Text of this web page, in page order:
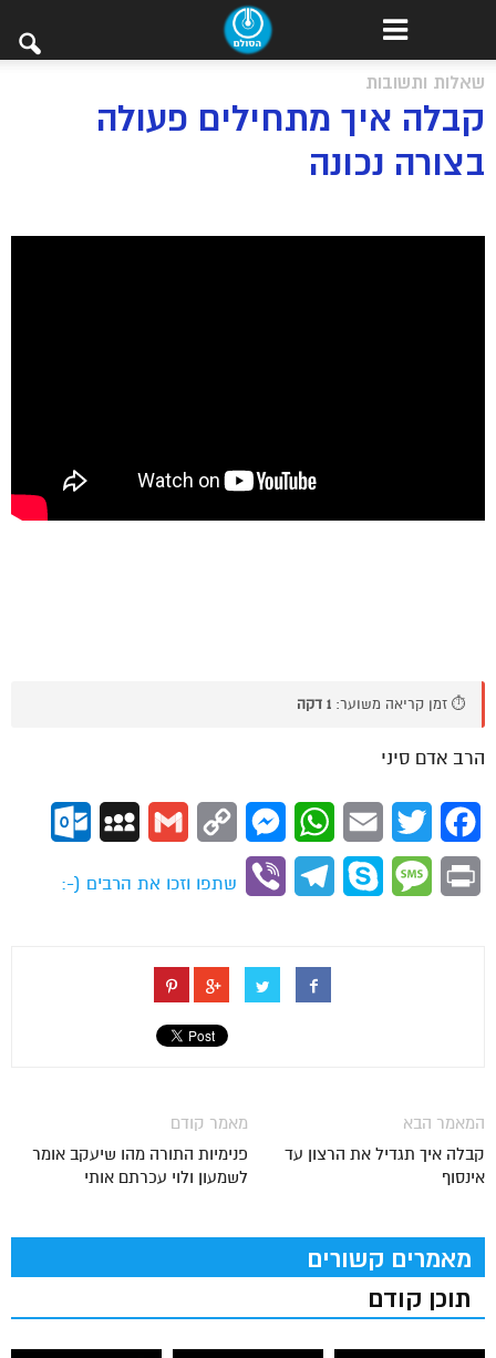
שאלות ותשובות
קבלה איך מתחילים פעולה
בצורה נכונה
⏱️ זמן קריאה משוער: 1 דקה
הרב אדם סיני
Facebook
Twitter
Email
WhatsApp
Messenger
Copy
Gmail
MySpace
Print
Message
Skype
Telegram
Viber
שתפו וזכו את הרבים (-:
מאמר קודם
פנימיות התורה מהו שיעקב אומר
לשמעון ולוי עכרתם אותי
המאמר הבא
קבלה איך תגדיל את הרצון עד
אינסוף
מאמרים קשורים
תוכן קודם